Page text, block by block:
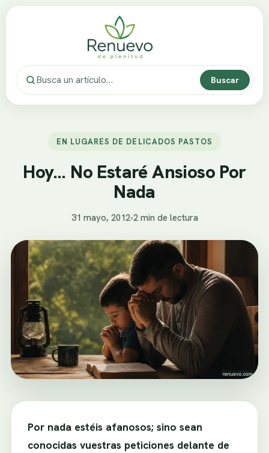
Buscar
EN LUGARES DE DELICADOS PASTOS
Hoy… No Estaré Ansioso Por
Nada
31 mayo, 2012•2 min de lectura
Por nada estéis afanosos; sino sean
conocidas vuestras peticiones delante de